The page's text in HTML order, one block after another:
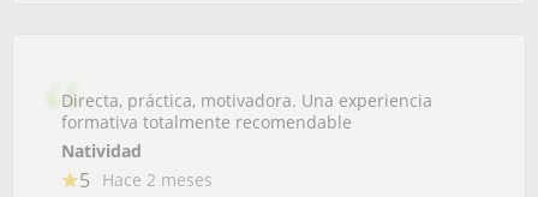
Directa, práctica, motivadora. Una experiencia
formativa totalmente recomendable
Natividad
5 Hace 2 meses